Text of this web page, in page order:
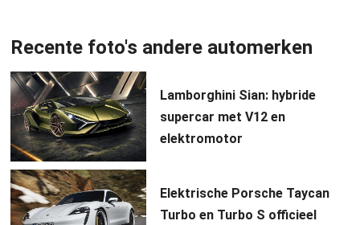
Recente foto's andere automerken
Lamborghini Sian: hybride
supercar met V12 en
elektromotor
Elektrische Porsche Taycan
Turbo en Turbo S officieel